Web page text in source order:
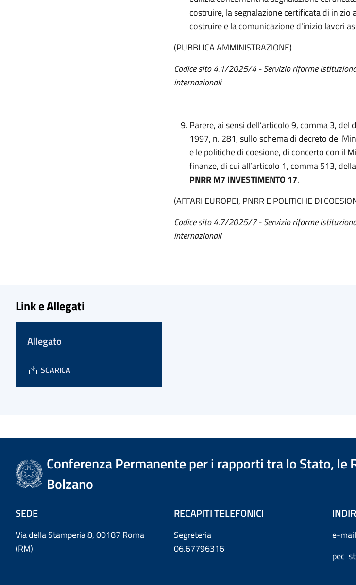
costruire, la segnalazione certificata di
costruire e la comunicazione d'inizio lavori
(PUBBLICA AMMINISTRAZIONE)
Codice sito 4.1/2025/4 - Servizio riforme
internazionali
Parere, ai sensi dell’articolo 9, comma 3,
1997, n. 281, sullo schema di decreto del
e le politiche di coesione, di concerto con il
finanze, di cui all’articolo 1, comma 513,
PNRR M7 INVESTIMENTO 17.
(AFFARI EUROPEI, PNRR E POLITICHE DI
Codice sito 4.7/2025/7 - Servizio riforme
internazionali
Link e Allegati
Allegato
SCARICA
Conferenza Permanente per i rapporti tra lo Stato, le
Bolzano
SEDE
Via della Stamperia 8, 00187 Roma
(RM)
RECAPITI TELEFONICI
Segreteria
06.67796316
e-mail
pec